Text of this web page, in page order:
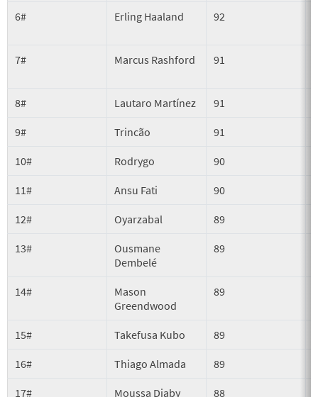
6# Erling Haaland 92
7# Marcus Rashford 91
8# Lautaro Martínez 91
9# Trincão 91
10# Rodrygo 90
11# Ansu Fati 90
12# Oyarzabal 89
13#
Ousmane
Dembelé
89
14#
Mason
Greendwood
89
15# Takefusa Kubo 89
16# Thiago Almada 89
17# Moussa Diaby 88